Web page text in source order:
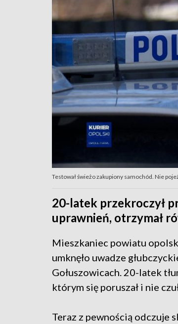
Testował świeżo zakupiony samochód. Nie
20-latek przekroczył
uprawnień, otrzymał
Mieszkaniec powiatu
umknęło uwadze
Gołuszowicach. 20-latek
którym się poruszał i nie
Teraz z pewnością odczuje